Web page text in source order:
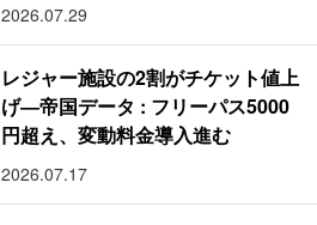
2026.07.29
レジャー施設の2割がチケット値上
げ―帝国データ : フリーパス5000
円超え、変動料金導入進む
2026.07.17